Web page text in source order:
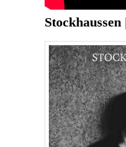
Stockhaussen